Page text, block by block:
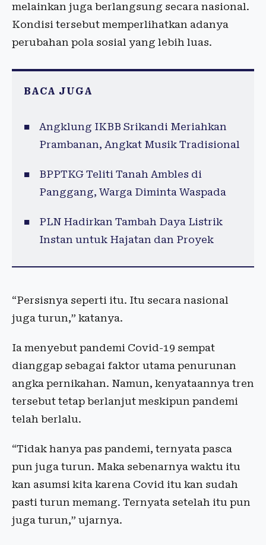
melainkan juga berlangsung secara nasional.
Kondisi tersebut memperlihatkan adanya
perubahan pola sosial yang lebih luas.
BACA JUGA
Angklung IKBB Srikandi Meriahkan
Prambanan, Angkat Musik Tradisional
BPPTKG Teliti Tanah Ambles di
Panggang, Warga Diminta Waspada
PLN Hadirkan Tambah Daya Listrik
Instan untuk Hajatan dan Proyek
“Persisnya seperti itu. Itu secara nasional
juga turun,” katanya.
Ia menyebut pandemi Covid-19 sempat
dianggap sebagai faktor utama penurunan
angka pernikahan. Namun, kenyataannya tren
tersebut tetap berlanjut meskipun pandemi
telah berlalu.
“Tidak hanya pas pandemi, ternyata pasca
pun juga turun. Maka sebenarnya waktu itu
kan asumsi kita karena Covid itu kan sudah
pasti turun memang. Ternyata setelah itu pun
juga turun,” ujarnya.